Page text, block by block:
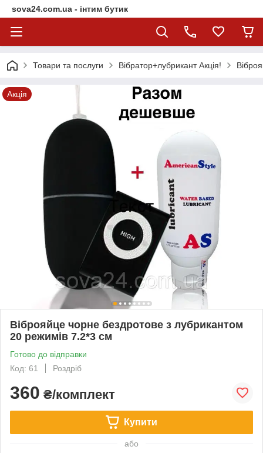
sova24.com.ua - інтим бутик
Товари та послуги Вібратор+лубрикант Акція!
Акція
Віброяйце чорне бездротове з лубрикантом
20 режимів 7.2*3 см
Готово до відправки
Код: 61
Роздріб
360 ₴/комплект
Купити
або